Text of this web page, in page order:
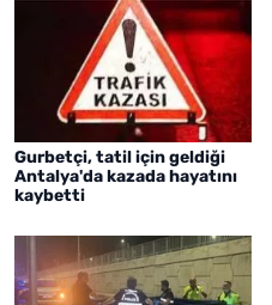
Gurbetçi, tatil için geldiği
Antalya'da kazada hayatını
kaybetti